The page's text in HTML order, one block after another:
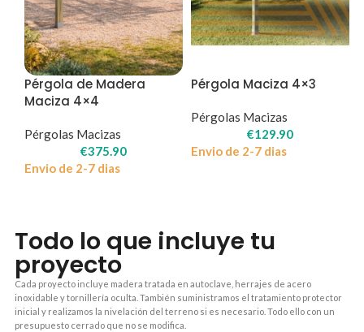
Pérgola de Madera
Maciza 4×4
Pérgolas Macizas
€375.90
Envio de 2-7 dias
Pérgola Maciza 4×3
Pérgolas Macizas
€129.90
Envio de 2-7 dias
Todo lo que incluye tu
proyecto
Cada proyecto incluye madera tratada en autoclave, herrajes de acero
inoxidable y tornillería oculta. También suministramos el tratamiento protector
inicial y realizamos la nivelación del terreno si es necesario. Todo ello con un
presupuesto cerrado que no se modifica.